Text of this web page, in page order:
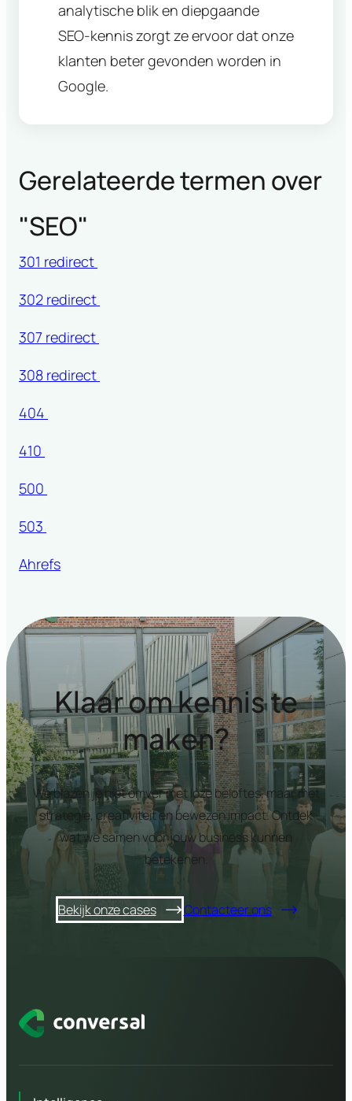
analytische blik en diepgaande
SEO-kennis zorgt ze ervoor dat onze
klanten beter gevonden worden in
Google.
Gerelateerde termen over
"SEO"
301 redirect
302 redirect
307 redirect
308 redirect
404
410
500
503
Ahrefs
Klaar om kennis te
maken?
We blazen je niet omver met loze beloftes, maar met
strategie, creativiteit en bewezen impact. Ontdek
wat we samen voor jouw business kunnen
betekenen.
Bekijk onze cases Contacteer ons